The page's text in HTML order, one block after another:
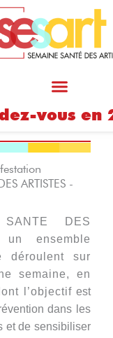
vous en
ARTISTES -
DES
un ensemble
déroulent sur
semaine, en
l’objectif est
dans les
et de sensibiliser